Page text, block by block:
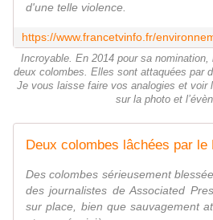
d'une telle violence.
Incroyable. En 2014 pour sa
deux colombes. Elles sont attaquées par
Je vous laisse faire vos analogies et voir
sur la photo et
Des colombes sérieusement
des journalistes de Associated
sur place, bien que sauvagement